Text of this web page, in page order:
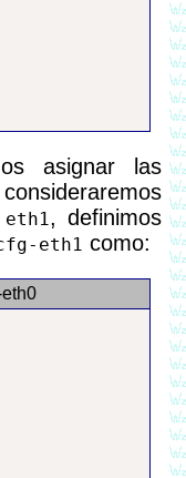
eth1, definimos
eth1 como: